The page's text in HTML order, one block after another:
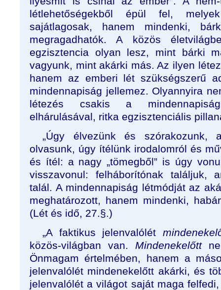
létlehetőségekből épül fel,
sajátlagosak, hanem mindenki,
megragadhatók. A közös
egzisztencia olyan lesz, mint bárki
vagyunk, mint akárki más. Az ilyen
hanem az emberi lét szükségszerű
mindennapiság jellemez. Olyannyira
létezés csakis a
elhárulásával, ritka egzisztenciális
„Úgy élvezünk és szórakozunk,
olvasunk, úgy ítélünk irodalomról és
és ítél: a nagy „tömegből” is úgy
visszavonul: felháborítónak találjuk,
talál. A mindennapiság létmódját az
meghatározott, hanem mindenki,
(Lét és idő, 27.§.)
„A faktikus jelenvalólét
közös-világban van. Mindenekelőtt
Önmagam értelmében, hanem a
jelenvalólét mindenekelőtt akárki, és
jelenvalólét a világot saját maga